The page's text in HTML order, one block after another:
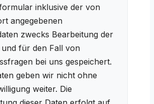
inklusive der von
angegebenen
zwecks Bearbeitung der
für den Fall von
bei uns gespeichert.
geben wir nicht ohne
weiter. Die